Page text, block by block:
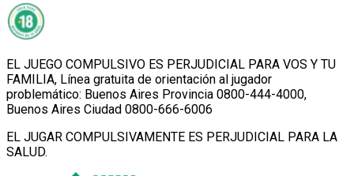
EL JUEGO COMPULSIVO ES PERJUDICIAL PARA VOS Y TU
FAMILIA, Línea gratuita de orientación al jugador
problemático: Buenos Aires Provincia 0800-444-4000,
Buenos Aires Ciudad 0800-666-6006
EL JUGAR COMPULSIVAMENTE ES PERJUDICIAL PARA LA
SALUD.